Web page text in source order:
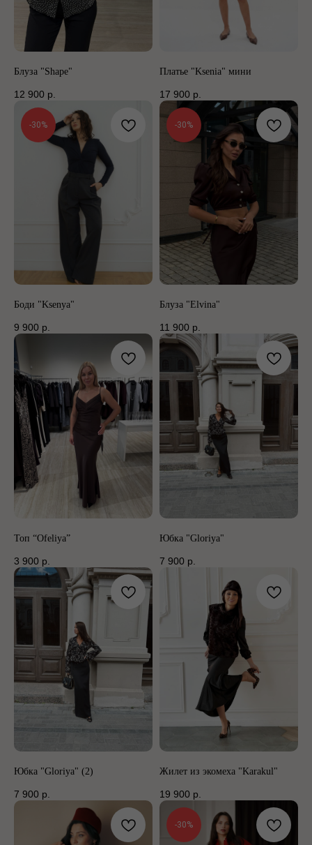
Блуза "Shape"
12 900 р.
Платье "Ksenia" мини
17 900 р.
-30%
Боди "Ksenya"
9 900 р.
-30%
Блуза "Elvina"
11 900 р.
Топ “Ofeliya”
3 900 р.
Юбка "Gloriya"
7 900 р.
Юбка "Gloriya" (2)
7 900 р.
Жилет из экомеха "Karakul"
19 900 р.
-30%